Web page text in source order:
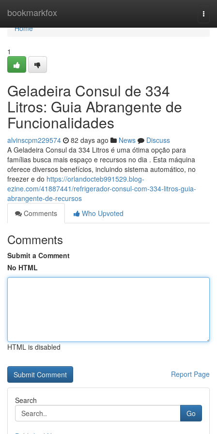
bookmarkfox
Home
Home
1
Geladeira Consul de 334
Litros: Guia Abrangente de
Funcionalidades
alvinscpm229574 82 days ago News
Discuss
A Geladeira Consul da 334 Litros é uma ótima opção para
famílias busca mais espaço e recursos no dia . Esta máquina
oferece diversos benefícios, incluindo sistema automático, no
freezer e do https://orlandocteb991529.blog-
ezine.com/41887441/refrigerador-consul-com-334-litros-guia-
abrangente-de-recursos
Comments
Who Upvoted
Comments
Submit a Comment
No HTML
HTML is disabled
Report Page
Search
Go